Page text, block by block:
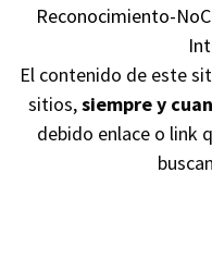
Reconocimiento-
El contenido de este
sitios,siempre y
debido enlace o link